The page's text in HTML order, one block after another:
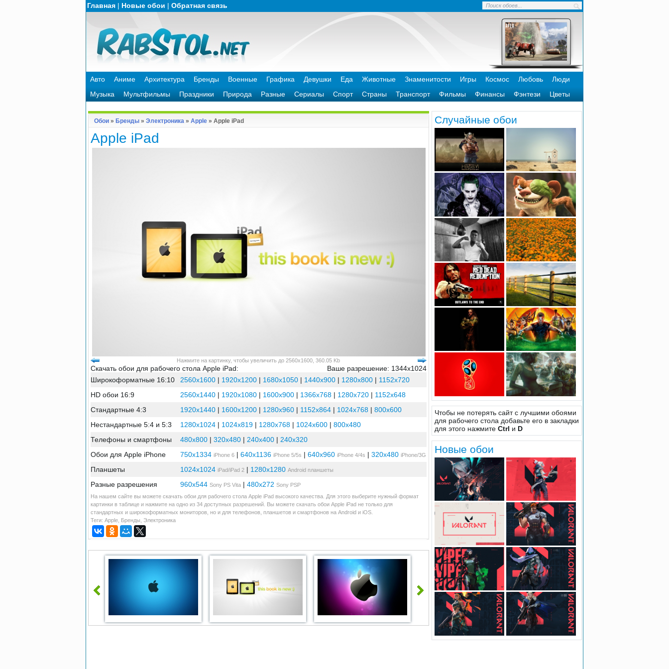
Главная | Новые обои | Обратная связь
Авто Аниме Архитектура Бренды Военные Графика Девушки Еда Животные Знаменитости Игры Космос Любовь
Люди
Музыка
Мультфильмы Праздники Природа Разные Сериалы Спорт Страны Транспорт Фильмы Финансы Фэнтези Цветы
Обои » Бренды » Электроника » Apple » Apple iPad
Apple iPad
Нажмите на картинку, чтобы увеличить до 2560x1600, 360.05 Kb
Скачать обои для рабочего стола Apple iPad:
Ваше разрешение: 1344x1024
Широкоформатные 16:10
2560x1600 | 1920x1200 | 1680x1050 | 1440x900 | 1280x800 | 1152x720
HD обои 16:9
2560x1440 | 1920x1080 | 1600x900 | 1366x768 | 1280x720 | 1152x648
Стандартные 4:3
1920x1440 | 1600x1200 | 1280x960 | 1152x864 | 1024x768 | 800x600
Нестандартные 5:4 и 5:3
1280x1024 | 1024x819 | 1280x768 | 1024x600 | 800x480
Телефоны и смартфоны
480x800 | 320x480 | 240x400 | 240x320
Обои для Apple iPhone
750x1334 iPhone 6 | 640x1136 iPhone 5/5s | 640x960 iPhone 4/4s | 320x480 iPhone/3G
Планшеты 1024x1024 iPad/iPad 2 | 1280x1280 Android планшеты
Разные разрешения 960x544 Sony PS Vita | 480x272 Sony PSP
На нашем сайте вы можете скачать обои для рабочего стола Apple iPad высокого качества. Для этого выберите нужный формат
картинки в таблице и нажмите на одно из 34 доступных разрешений. Вы можете скачать обои Apple iPad не только для
стандартных и широкоформатных мониторов, но и для телефонов, планшетов и смартфонов на Android и iOS.
Теги: Apple Бренды Электроника
Cлучайные обои
Чтобы не потерять сайт с лучшими обоями
для рабочего стола добавьте его в закладки
для этого нажмите Ctrl и D
Новые обои